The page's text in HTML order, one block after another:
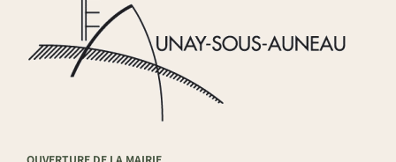
OUVERTURE DE LA MAIRIE